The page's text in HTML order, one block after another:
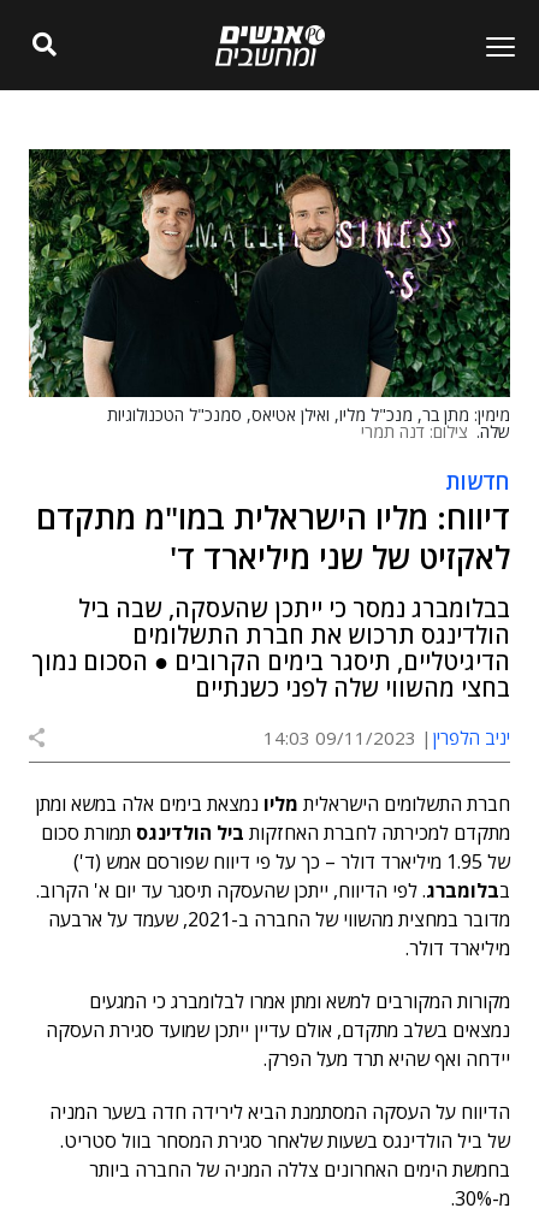
מימין: מתן בר, מנכ"ל מליו, ואילן אטיאס, סמנכ"ל הטכנולוגיות
שלה. צילום: דנה תמרי
חדשות
דיווח: מליו הישראלית במו"מ מתקדם
לאקזיט של שני מיליארד ד'
בבלומברג נמסר כי ייתכן שהעסקה, שבה ביל
הולדינגס תרכוש את חברת התשלומים
הדיגיטליים, תיסגר בימים הקרובים ● הסכום נמוך
בחצי מהשווי שלה לפני כשנתיים
יניב הלפרין 09/11/2023 14:03
חברת התשלומים הישראלית מליו נמצאת בימים אלה במשא ומתן
מתקדם למכירתה לחברת האחזקות ביל הולדינגס תמורת סכום
של 1.95 מיליארד דולר – כך על פי דיווח שפורסם אמש (ד')
בבלומברג. לפי הדיווח, ייתכן שהעסקה תיסגר עד יום א' הקרוב.
מדובר במחצית מהשווי של החברה ב-2021, שעמד על ארבעה
מיליארד דולר.
מקורות המקורבים למשא ומתן אמרו לבלומברג כי המגעים
נמצאים בשלב מתקדם, אולם עדיין ייתכן שמועד סגירת העסקה
יידחה ואף שהיא תרד מעל הפרק.
הדיווח על העסקה המסתמנת הביא לירידה חדה בשער המניה
של ביל הולדינגס בשעות שלאחר סגירת המסחר בוול סטריט.
בחמשת הימים האחרונים צללה המניה של החברה ביותר
מ-30%.